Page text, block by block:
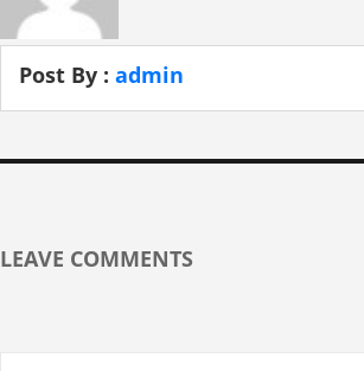
Post By : admin
LEAVE COMMENTS